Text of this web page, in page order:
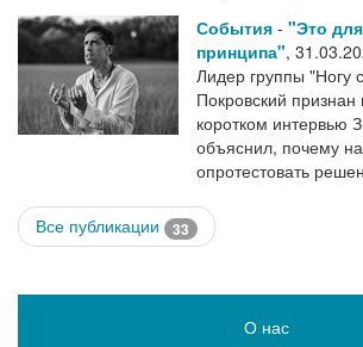
События - "Это
принципа",
Лидер группы "Ногу
Покровский
коротком интервью
объяснил, почему
опротестовать
Все публикации 33
О нас